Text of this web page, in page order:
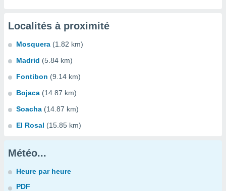
Localités à proximité
Mosquera (1.82 km)
Madrid (5.84 km)
Fontibon (9.14 km)
Bojaca (14.87 km)
Soacha (14.87 km)
El Rosal (15.85 km)
Météo...
Heure par heure
PDF